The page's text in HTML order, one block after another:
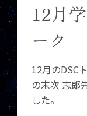
12月
ーク
12月のDSC
の末次 志郎
した。